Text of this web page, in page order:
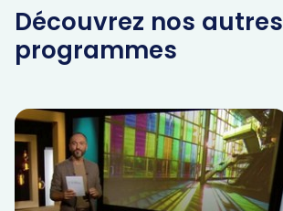
Découvrez nos autres
programmes